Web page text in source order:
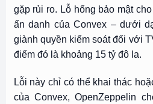
gặp rủi ro. Lỗ hổng bảo mật
ẩn danh của Convex – dưới
giành quyền kiểm soát đối với
điểm đó là khoảng 15 tỷ đô la.
Lỗi này chỉ có thể khai thác
của Convex, OpenZeppelin